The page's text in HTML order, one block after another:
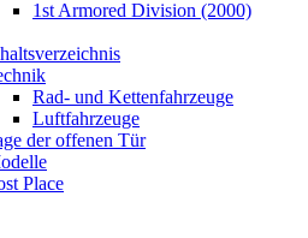
1st Armored Division (2000)
Rad- und Kettenfahrzeuge
Luftfahrzeuge
der offenen Tür
Place